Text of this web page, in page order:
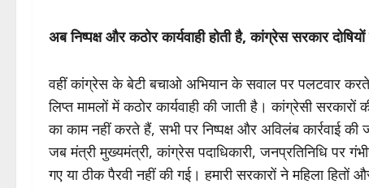
अब निष्पक्ष और कठोर कार्यवाही होती है, कांग्रेस सरकार
वहीं कांग्रेस के बेटी बचाओ अभियान के सवाल पर पलटवार
लिप्त मामलों में कठोर कार्यवाही की जाती है। कांग्रेसी
का काम नहीं करते हैं, सभी पर निष्पक्ष और अविलंब कार्रवाई
जब मंत्री मुख्यमंत्री, कांग्रेस पदाधिकारी, जनप्रतिनिधि पर
गए या ठीक पैरवी नहीं की गई। हमारी सरकारों ने महिला